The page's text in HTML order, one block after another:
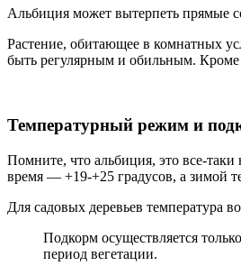
Альбиция может вытерпеть прямые
Растение, обитающее в комнатных
быть регулярным и обильным. Кроме
Температурный режим и
Помните, что альбиция, это все-
время — +19-+25 градусов, а зимой
Для садовых деревьев температура
Подкорм осуществляется
период вегетации.